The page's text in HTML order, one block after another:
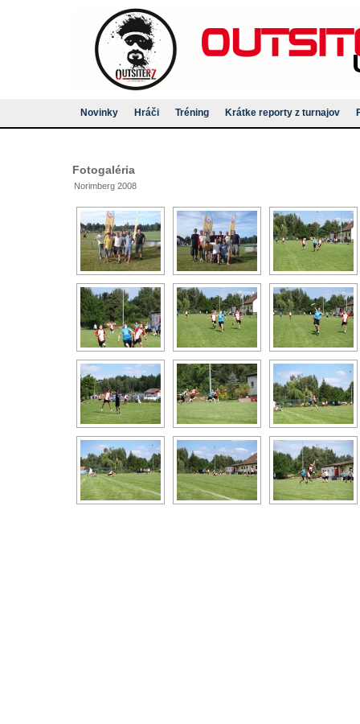
Novinky Hráči Tréning Krátke reporty z turnajov
Fotogaléria
Norimberg 2008